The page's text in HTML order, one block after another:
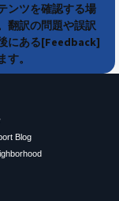
ンツを確認する場
翻訳の問題や誤訳
にある[Feedback]
。
Blog